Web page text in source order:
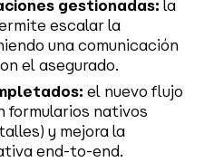
gestionadas: la
escalar la
una comunicación
el asegurado.
el nuevo flujo
formularios nativos
y mejora la
end-to-end.